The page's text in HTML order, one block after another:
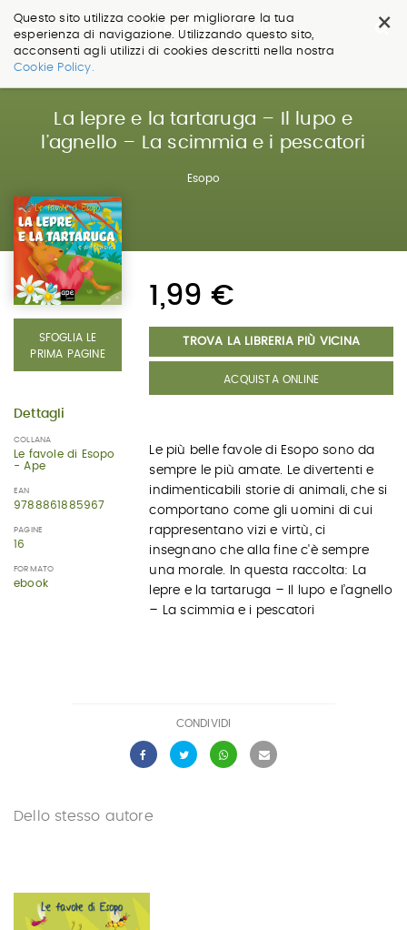
×
Questo sito utilizza cookie per migliorare la tua
esperienza di navigazione. Utilizzando questo sito,
acconsenti agli utilizzi di cookies descritti nella nostra
Cookie Policy.
Salta
La lepre e la tartaruga – Il lupo e
l’agnello – La scimmia e i pescatori
Esopo
SFOGLIA LE
PRIMA PAGINE
Dettagli
COLLANA
Le favole di Esopo
- Ape
EAN
9788861885967
PAGINE
16
FORMATO
ebook
1,99 €
TROVA LA LIBRERIA PIÙ VICINA
ACQUISTA ONLINE
Le più belle favole di Esopo sono da
sempre le più amate. Le divertenti e
indimenticabili storie di animali, che si
comportano come gli uomini di cui
rappresentano vizi e virtù, ci
insegnano che alla fine c'è sempre
una morale. In questa raccolta: La
lepre e la tartaruga – Il lupo e l’agnello
– La scimmia e i pescatori
CONDIVIDI
Dello stesso autore